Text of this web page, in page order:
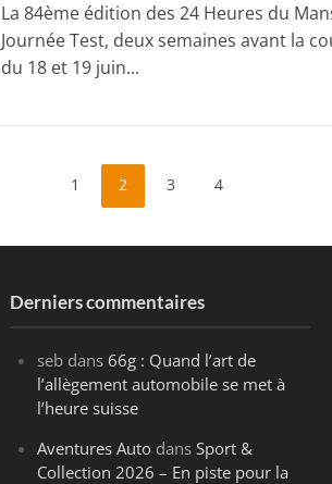
La 84ème édition des 24 Heures du
Journée Test, deux semaines avant la
du 18 et 19 juin...
1 2 3 4
Derniers commentaires
seb dans66g : Quand l’art de
l’allègement automobile se met à
l’heure suisse
Aventures Auto dansSport &
Collection 2026 – En piste pour la